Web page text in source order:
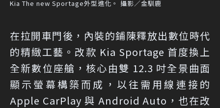
Kia The new Sportage外型進化。 攝影／金馴鹿
在拉開車門後，內裝的鋪陳釋放出數位時代
的精緻工藝。改款 Kia Sportage 首度換上
全新數位座艙，核心由雙 12.3 吋全景曲面
顯示螢幕構築而成，以往需用線連接的
Apple CarPlay 與 Android Auto，也在改